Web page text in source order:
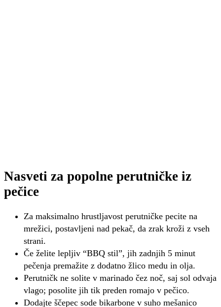
Nasveti za popolne perutničke iz
pečice
Za maksimalno hrustljavost perutničke pecite na
mrežici, postavljeni nad pekač, da zrak kroži z vseh
strani.
Če želite lepljiv “BBQ stil”, jih zadnjih 5 minut
pečenja premažite z dodatno žlico medu in olja.
Perutničk ne solite v marinado čez noč, saj sol odvaja
vlago; posolite jih tik preden romajo v pečico.
Dodajte ščepec sode bikarbone v suho mešanico